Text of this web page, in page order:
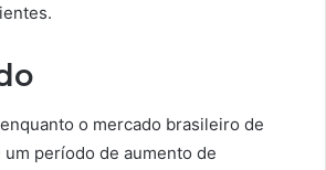
o mercado brasileiro de
período de aumento de